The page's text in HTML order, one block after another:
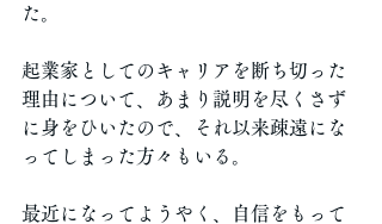
た。
起業家としてのキャリアを断ち切った
理由について、あまり説明を尽くさず
に身をひいたので、それ以来疎遠にな
ってしまった方々もいる。
最近になってようやく、自信をもって